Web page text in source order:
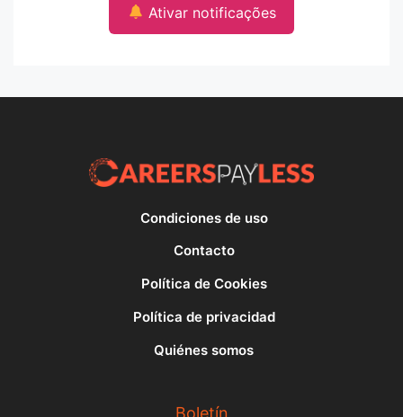
Ativar notificações
Condiciones de uso
Contacto
Política de Cookies
Política de privacidad
Quiénes somos
Boletín